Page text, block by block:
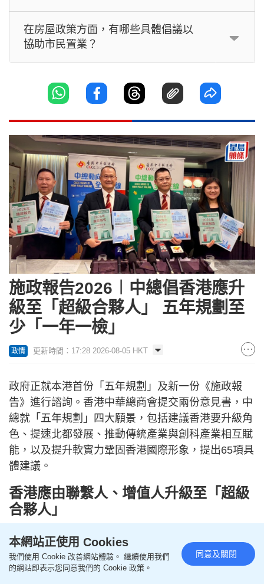
在房屋政策方面，有哪些具體倡議以
協助市民置業？
施政報告2026︱中總倡香港應升
級至「超級合夥人」 五年規劃至
少「一年一檢」
政情 更新時間：17:28 2026-08-05 HKT
政府正就本港首份「五年規劃」及新一份《施政報
告》進行諮詢。香港中華總商會提交兩份意見書，中
總就「五年規劃」四大願景，包括建議香港要升級角
色、提速北都發展、推動傳統產業與創科產業相互賦
能，以及提升軟實力鞏固香港國際形象，提出65項具
體建議。
香港應由聯繫人、增值人升級至「超級
合夥人」
「超級增值人」，升級至「超級合夥人」，推動與大
灣區專業服務資格雙向認可，深化跨境協作，探索河
本網站正使用 Cookies
我們使用 Cookie 改善網站體驗。 繼續使用我們
的網站即表示您同意我們的 Cookie 政策。
同意及關閉